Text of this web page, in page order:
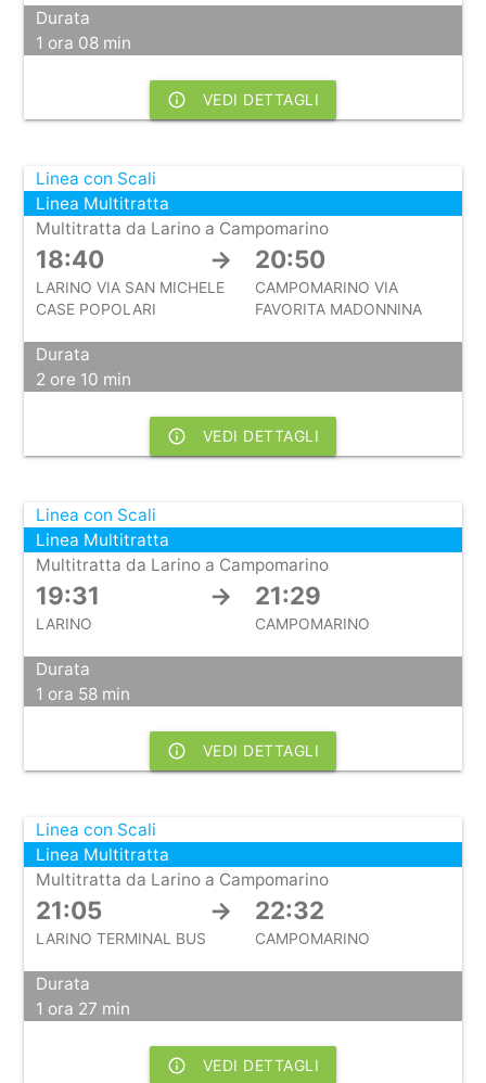
Durata
1 ora 08 min
info_outline VEDI DETTAGLI
Linea con Scali
Linea Multitratta
Multitratta da Larino a Campomarino
18:40 → 20:50
LARINO VIA SAN MICHELE
CASE POPOLARI
CAMPOMARINO VIA
FAVORITA MADONNINA
Durata
2 ore 10 min
info_outline VEDI DETTAGLI
Linea con Scali
Linea Multitratta
Multitratta da Larino a Campomarino
19:31 → 21:29
LARINO CAMPOMARINO
Durata
1 ora 58 min
info_outline VEDI DETTAGLI
Linea con Scali
Linea Multitratta
Multitratta da Larino a Campomarino
21:05 → 22:32
LARINO TERMINAL BUS CAMPOMARINO
Durata
1 ora 27 min
info_outline VEDI DETTAGLI